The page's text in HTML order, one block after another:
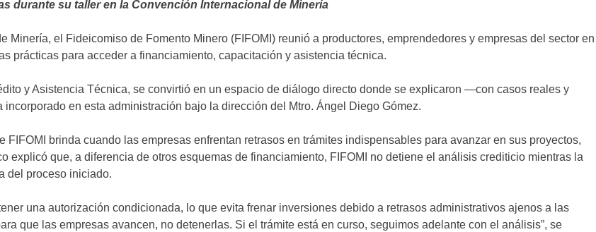
durante su taller en la Convención Internacional de Minería
Minería, el Fideicomiso de Fomento Minero (FIFOMI) reunió a productores, emprendedores y empresas del sector en
prácticas para acceder a financiamiento, capacitación y asistencia técnica.
y Asistencia Técnica, se convirtió en un espacio de diálogo directo donde se explicaron —con casos reales y
en esta administración bajo la dirección del Mtro. Ángel Diego Gómez.
brinda cuando las empresas enfrentan retrasos en trámites indispensables para avanzar en sus proyectos,
explicó que, a diferencia de otros esquemas de financiamiento, FIFOMI no detiene el análisis crediticio mientras la
del proceso iniciado.
una autorización condicionada, lo que evita frenar inversiones debido a retrasos administrativos ajenos a las
que las empresas avancen, no detenerlas. Si el trámite está en curso, seguimos adelante con el análisis”, se